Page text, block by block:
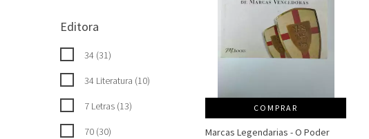
Editora
34 (31)
34 Literatura (10)
7 Letras (13)
70 (30)
COMPRAR
Marcas Legendarias - O Poder